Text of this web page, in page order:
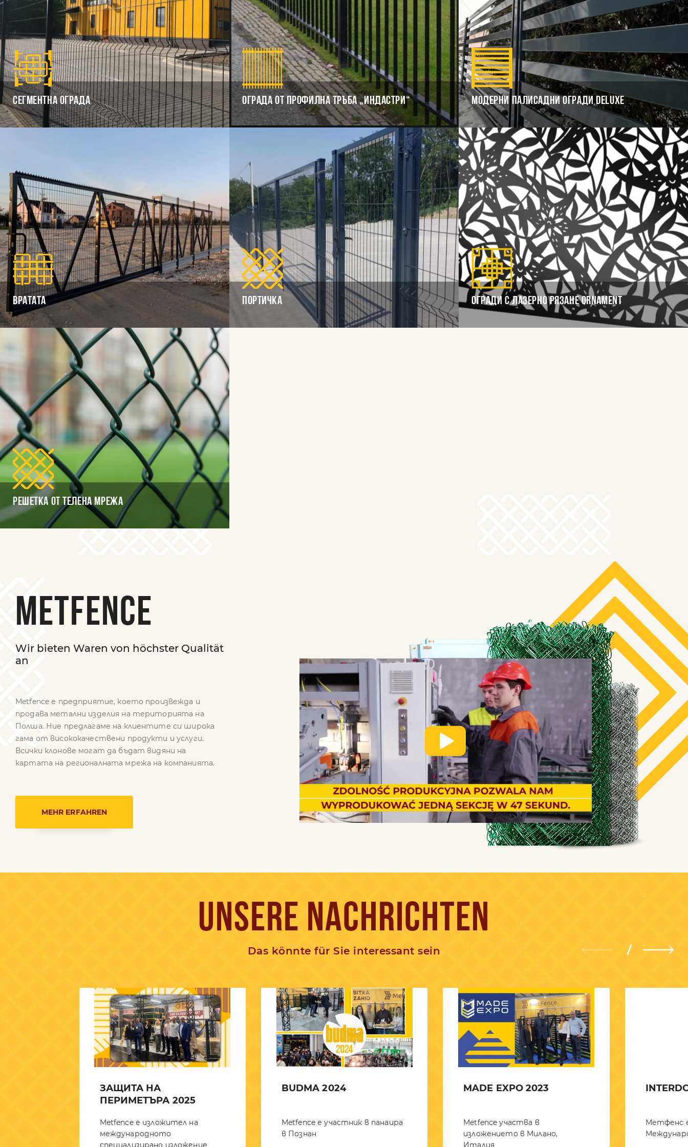
Сегментна ограда Ограда от профилна тръба „Индастри“ Модерни палисадни огради Deluxe
Вратата Портичка Огради с лазерно рязане Ornament
Решетка от телена мрежа
Metfence
Wir bieten Waren von höchster Qualität
an
Metfence е предприятие, което произвежда и
продава метални изделия на територията на
Полша. Ние предлагаме на клиентите си широка
гама от висококачествени продукти и услуги.
Всички клонове могат да бъдат видяни на
картата на регионалната мрежа на компанията.
MEHR ERFAHREN
UNSERE NACHRICHTEN
Das könnte für Sie interessant sein
ЗАЩИТА НА
ПЕРИМЕТЪРА 2025
Metfence е изложител на
международното
специализирано изложение
BUDMA 2024
Metfence е участник в панаира
в Познан
MADE EXPO 2023
Metfence участва в
изложението в Милано,
Италия
Метфенс